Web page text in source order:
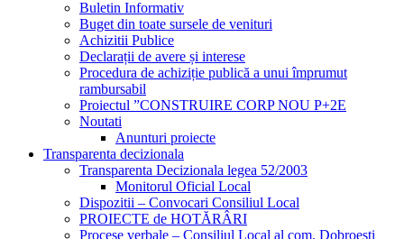
Buletin Informativ
Buget din toate sursele de venituri
Achizitii Publice
Declarații de avere și interese
Procedura de achiziție publică a unui împrumut
rambursabil
Proiectul ”CONSTRUIRE CORP NOU P+2E
Noutati
Anunturi proiecte
Transparenta decizionala
Transparenta Decizionala legea 52/2003
Monitorul Oficial Local
Dispozitii – Convocari Consiliul Local
PROIECTE de HOTĂRÂRI
Procese verbale – Consiliul Local al com. Dobroesti